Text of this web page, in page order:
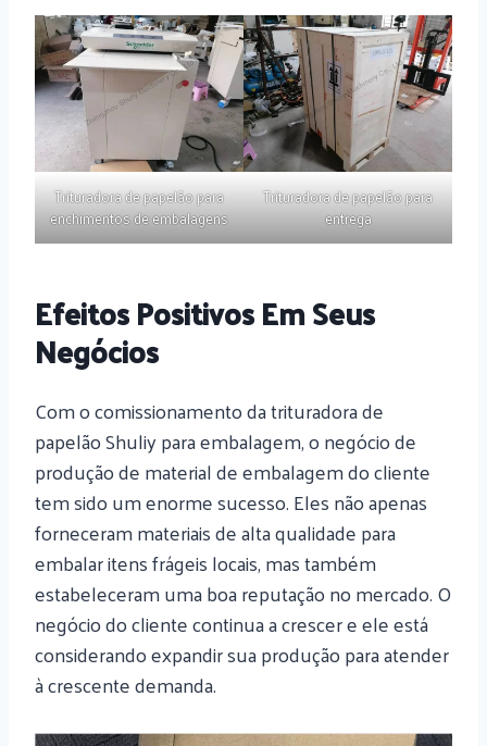
Trituradora de papelão para
enchimentos de embalagens
Trituradora de papelão para
entrega
Efeitos Positivos Em Seus
Negócios
Com o comissionamento da trituradora de
papelão Shuliy para embalagem, o negócio de
produção de material de embalagem do cliente
tem sido um enorme sucesso. Eles não apenas
forneceram materiais de alta qualidade para
embalar itens frágeis locais, mas também
estabeleceram uma boa reputação no mercado. O
negócio do cliente continua a crescer e ele está
considerando expandir sua produção para atender
à crescente demanda.